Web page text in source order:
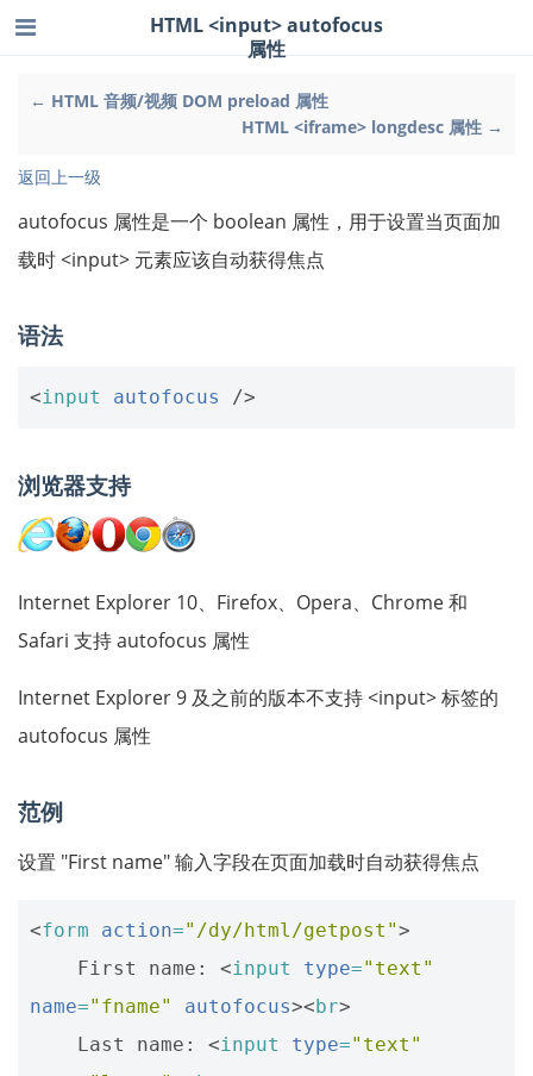
← HTML 音频/视频 DOM preload 属性
HTML <iframe> longdesc 属性 →
HTML <input> autofocus
属性
返回上一级
autofocus 属性是一个 boolean 属性，用于设置当页面加
载时 <input> 元素应该自动获得焦点
语法
<input autofocus />
浏览器支持
Internet Explorer 10、Firefox、Opera、Chrome 和
Safari 支持 autofocus 属性
Internet Explorer 9 及之前的版本不支持 <input> 标签的
autofocus 属性
范例
设置 "First name" 输入字段在页面加载时自动获得焦点
<form action="/dy/html/getpost">
    First name:
<input type="text"
name="fname" autofocus><br>
    Last name:
<input type="text"